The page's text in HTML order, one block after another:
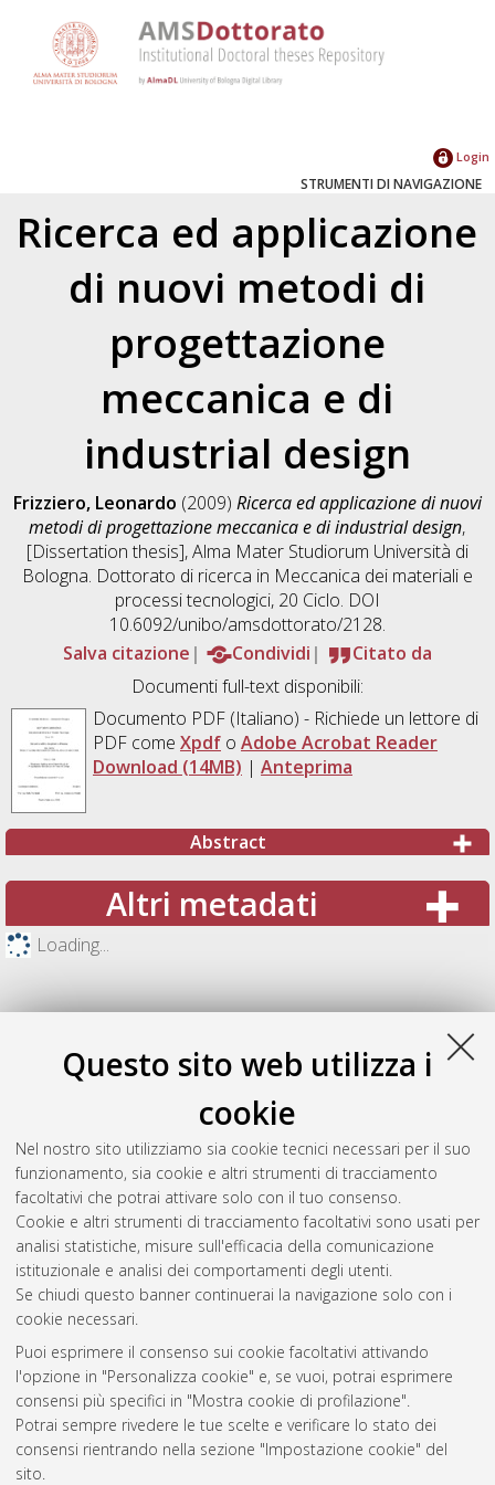
Questo sito web utilizza i
cookie
Nel nostro sito utilizziamo sia cookie tecnici necessari per il suo
funzionamento, sia cookie e altri strumenti di tracciamento
facoltativi che potrai attivare solo con il tuo consenso.
Cookie e altri strumenti di tracciamento facoltativi sono usati per
analisi statistiche, misure sull'efficacia della comunicazione
istituzionale e analisi dei comportamenti degli utenti.
Se chiudi questo banner continuerai la navigazione solo con i
cookie necessari.
Puoi esprimere il consenso sui cookie facoltativi attivando
l'opzione in "Personalizza cookie" e, se vuoi, potrai esprimere
consensi più specifici in "Mostra cookie di profilazione".
Potrai sempre rivedere le tue scelte e verificare lo stato dei
consensi rientrando nella sezione "Impostazione cookie" del
sito.
Login
STRUMENTI DI NAVIGAZIONE
Ricerca ed applicazione
di nuovi metodi di
progettazione
meccanica e di
industrial design
Frizziero, Leonardo (2009) Ricerca ed applicazione di nuovi
metodi di progettazione meccanica e di industrial design,
[Dissertation thesis], Alma Mater Studiorum Università di
Bologna. Dottorato di ricerca in Meccanica dei materiali e
processi tecnologici, 20 Ciclo. DOI
10.6092/unibo/amsdottorato/2128.
Salva citazione
Condividi
Citato da
Documenti full-text disponibili:
Documento PDF(Italiano) - Richiede un lettore di
PDF come Xpdfo Adobe Acrobat Reader
Download (14MB) | Anteprima
Abstract
Altri metadati
Loading...
Gestione del documento:
Atom
Rss 1.0
Rss 2.0